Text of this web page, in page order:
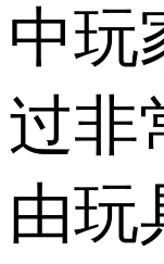
中玩
过非
由玩